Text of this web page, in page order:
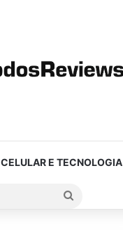
CELULAR E TECNOLOGIA